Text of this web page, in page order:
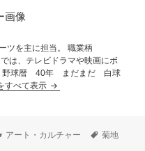
ツを主に担当。 職業柄
は、テレビドラマや映画にボ
野球暦 40年 まだまだ 白球
すべて表示
アート・カルチャー
菊地